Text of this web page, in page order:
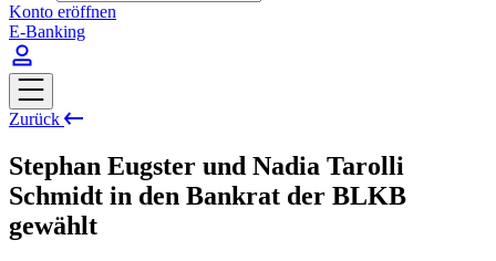
Konto eröffnen
E-Banking
Zurück
Stephan Eugster und Nadia Tarolli
Schmidt in den Bankrat der BLKB
gewählt